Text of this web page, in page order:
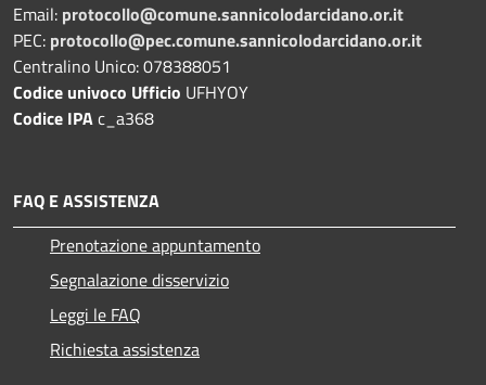
Email: protocollo@comune.sannicolodarcidano.or.it
PEC: protocollo@pec.comune.sannicolodarcidano.or.it
Centralino Unico: 078388051
Codice univoco Ufficio UFHYOY
Codice IPAc_a368
FAQ E ASSISTENZA
Prenotazione appuntamento
Segnalazione disservizio
Leggi le FAQ
Richiesta assistenza